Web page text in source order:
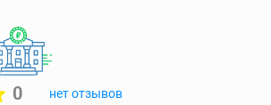
0 нет отзывов